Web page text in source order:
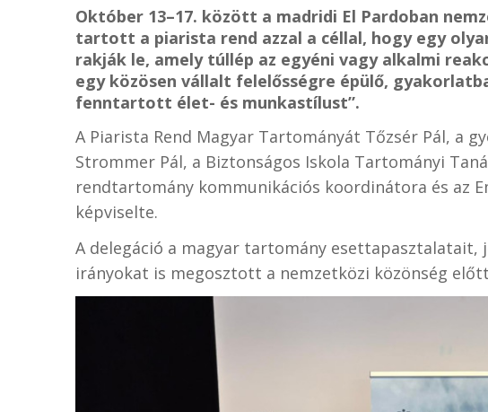
Október 13–17. között a madridi El Pardoban
tartott a piarista rend azzal a céllal, hogy egy
rakják le, amely túllép az egyéni vagy alkalmi
egy közösen vállalt felelősségre épülő,
fenntartott élet- és munkastílust”.
A Piarista Rend Magyar Tartományát Tőzsér Pál, a
Strommer Pál, a Biztonságos Iskola Tartományi
rendtartomány kommunikációs koordinátora és az
képviselte.
A delegáció a magyar tartomány esettapasztalatait,
irányokat is megosztott a nemzetközi közönség